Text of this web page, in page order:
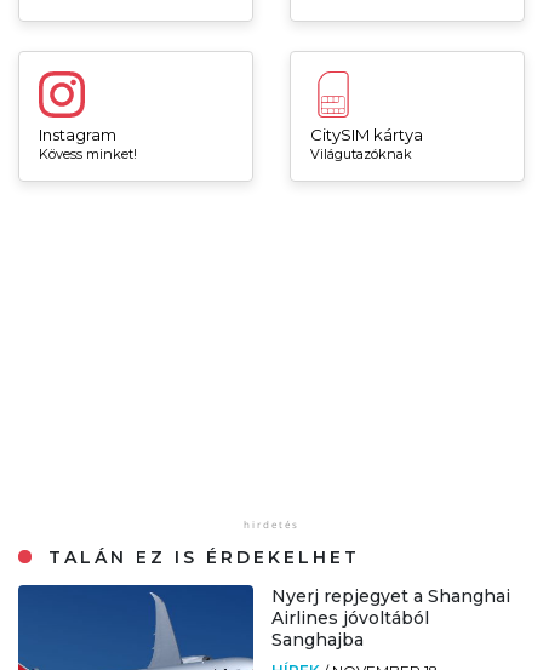
Instagram
Kövess minket!
CitySIM kártya
Világutazóknak
TALÁN EZ IS ÉRDEKELHET
Nyerj repjegyet a Shanghai
Airlines jóvoltából
Sanghajba